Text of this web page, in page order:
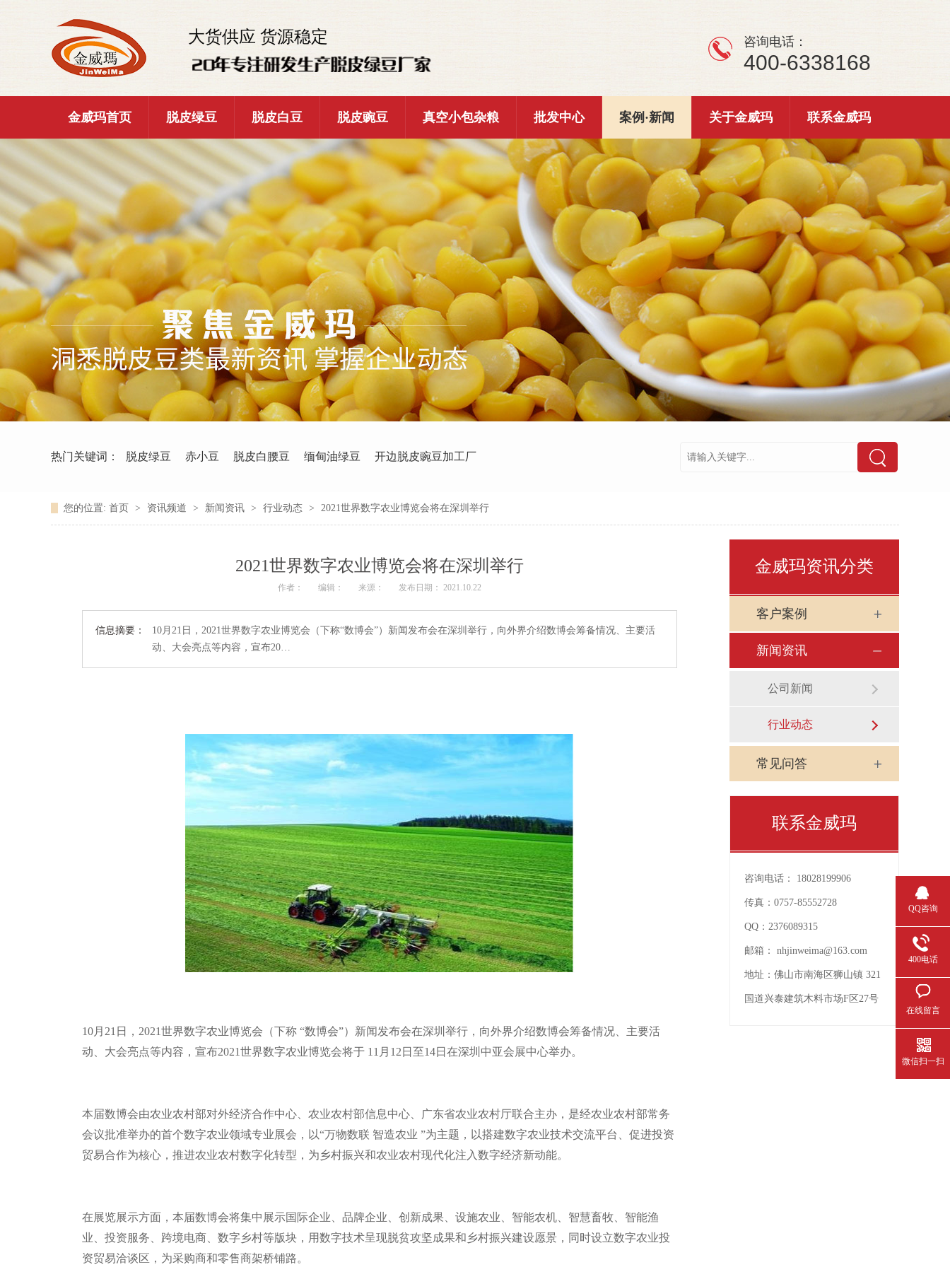
大货供应 货源稳定 咨询电话：
400-6338168
金威玛首页 脱皮绿豆 脱皮白豆 脱皮豌豆 真空小包杂粮 批发中心 案例·新闻 关于金威玛 联系金威玛
热门关键词： 脱皮绿豆 赤小豆 脱皮白腰豆 缅甸油绿豆 开边脱皮豌豆加工厂
您的位置: 首页 > 资讯频道 > 新闻资讯 > 行业动态 > 2021世界数字农业博览会将在深圳举行
2021世界数字农业博览会将在深圳举行
作者： 编辑： 来源： 发布日期： 2021.10.22
信息摘要：
10月21日，2021世界数字农业博览会（下称“数博会”）新闻发布会在深圳举行，向外界介绍数博会筹备情况、主要活
动、大会亮点等内容，宣布20…
10月 21 日， 2021世界数字农业博览会（下称 “数博会”）新闻发布会在深圳举行，向外界介绍数博会筹备情况、主要活
动、大会亮点等内容，宣布2021世界数字农业博览会将于 11 月 12 日至14日在深圳中亚会展中心举办。
本届数博会由农业农村部对外经济合作中心、农业农村部信息中心、广东省农业农村厅联合主办，是经农业农村部常务
会议批准举办的首个数字农业领域专业展会，以“万物数联 智造农业 ”为主题，以搭建数字农业技术交流平台、促进投资
贸易合作为核心，推进农业农村数字化转型，为乡村振兴和农业农村现代化注入数字经济新动能。
在展览展示方面，本届数博会将集中展示国际企业、品牌企业、创新成果、设施农业、智能农机、智慧畜牧、智能渔
业、投资服务、跨境电商、数字乡村等版块，用数字技术呈现脱贫攻坚成果和乡村振兴建设愿景，同时设立数字农业投
资贸易洽谈区，为采购商和零售商架桥铺路。
金威玛资讯分类
客户案例
新闻资讯
公司新闻
行业动态
常见问答
联系金威玛
咨询电话： 18028199906
传真： 0757-85552728
QQ： 2376089315
邮箱： nhjinweima@163.com
地址： 佛山市南海区狮山镇 321
国道兴泰建筑木料市场F区27号
QQ咨询
400电话
在线留言
微信扫一扫